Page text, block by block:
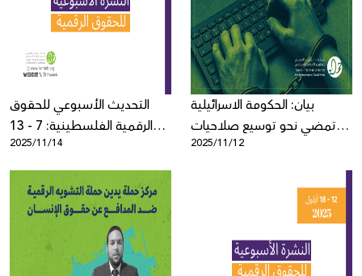
Donate
التحديث الأسبوعي للحقوق
الرقمية الفلسطينية: 7 - 13
تشرين ثاني
2025/11/14
بيان: الحكومة الاسرائيلية
تمضي نحو توسيع صلاحيات
الشرطة في حملة لقمع حرية
تعبير المواطنين الفلسطينيين
2025/11/12